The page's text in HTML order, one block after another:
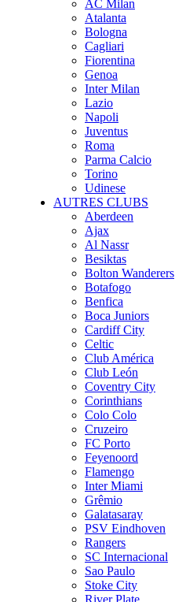
AC Milan
Atalanta
Bologna
Cagliari
Fiorentina
Genoa
Inter Milan
Lazio
Napoli
Juventus
Roma
Parma Calcio
Torino
Udinese
AUTRES CLUBS
Aberdeen
Ajax
Al Nassr
Besiktas
Bolton Wanderers
Botafogo
Benfica
Boca Juniors
Cardiff City
Celtic
Club América
Club León
Coventry City
Corinthians
Colo Colo
Cruzeiro
FC Porto
Feyenoord
Flamengo
Inter Miami
Grêmio
Galatasaray
PSV Eindhoven
Rangers
SC Internacional
Sao Paulo
Stoke City
River Plate